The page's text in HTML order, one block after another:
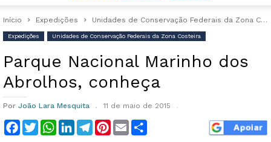
Início Expedições Unidades de Conservação Federais da Zona Costeira
Expedições Unidades de Conservação Federais da Zona Costeira
Parque Nacional Marinho dos
Abrolhos, conheça
Por João Lara Mesquita 11 de maio de 2015
Facebook
TwitterWhatsApp
LinkedInTelegram
Pinterest
Email